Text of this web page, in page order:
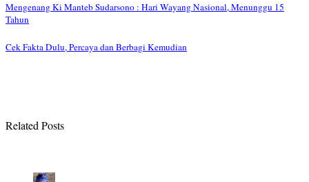
Mengenang Ki Manteb Sudarsono : Hari Wayang Nasional, Menunggu 15
Tahun
Cek Fakta Dulu, Percaya dan Berbagi Kemudian
Related Posts